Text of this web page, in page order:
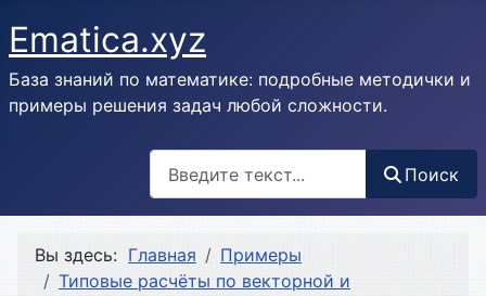
Ematica.xyz
База знаний по математике: подробные методички и
примеры решения задач любой сложности.
Поиск
Вы здесь: Главная
Примеры
Типовые расчёты по векторной и